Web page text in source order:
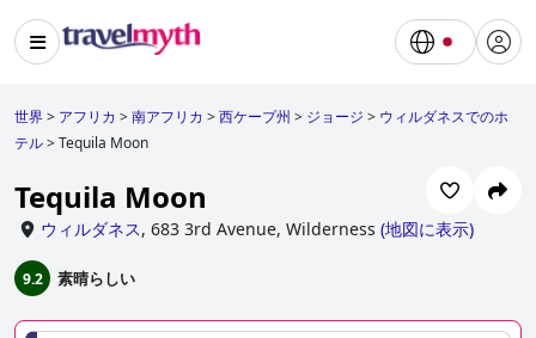
世界> アフリカ >南アフリカ >西ケープ州 > ジョージ > ウィルダネスでのホ
テル>Tequila Moon
Tequila Moon
ウィルダネス, 683 3rd Avenue, Wilderness (地図に表示)
9.2 素晴らしい